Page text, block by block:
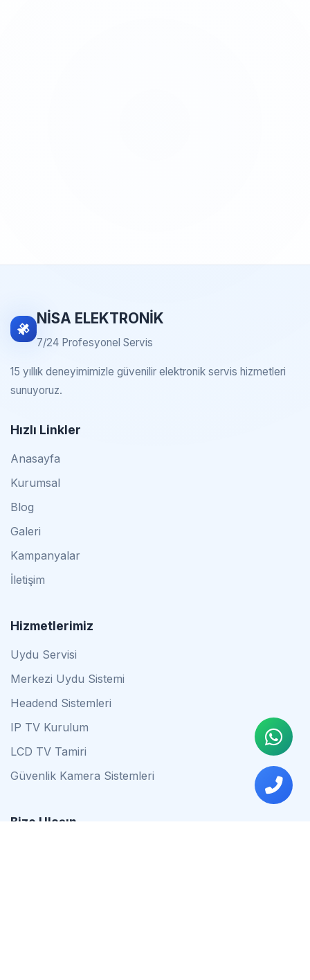
NİSA ELEKTRONİK
7/24 Profesyonel Servis
15 yıllık deneyimimizle güvenilir elektronik servis hizmetleri
sunuyoruz.
Hızlı Linkler
Anasayfa
Kurumsal
Blog
Galeri
Kampanyalar
İletişim
Hizmetlerimiz
Uydu Servisi
Merkezi Uydu Sistemi
Headend Sistemleri
IP TV Kurulum
LCD TV Tamiri
Güvenlik Kamera Sistemleri
Bize Ulaşın